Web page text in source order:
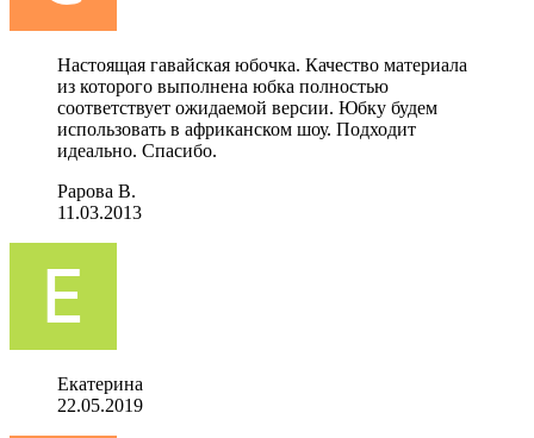
Настоящая гавайская юбочка. Качество материала
из которого выполнена юбка полностью
соответствует ожидаемой версии. Юбку будем
использовать в африканском шоу. Подходит
идеально. Спасибо.
Рарова В.
11.03.2013
Екатерина
22.05.2019